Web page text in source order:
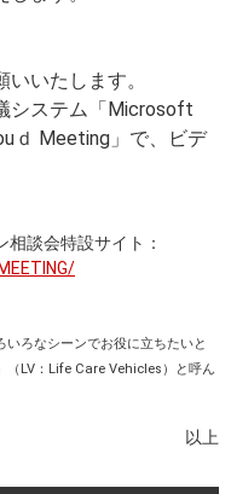
いたします。
システム「Microsoft
ｄ Meeting」で、ビデ
談会特設サイト：
いろなシーンでお役に立ちたいと
（LV：Life Care Vehicles）と呼ん
以上